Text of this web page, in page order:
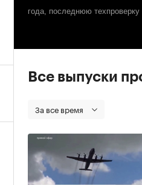
года, последнюю
Все выпуски
За все время